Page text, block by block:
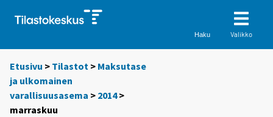
Haku Valikko
Etusivu > Tilastot > Maksutase
ja ulkomainen
varallisuusasema > 2014>
marraskuu